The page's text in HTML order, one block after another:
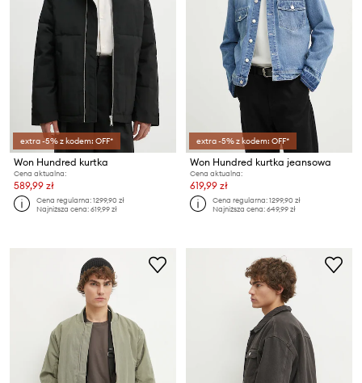
extra -5% z kodem: OFF*
Won Hundred kurtka
Cena aktualna:
589,99 zł
Cena regularna:1299,90 zł
Najniższa cena:619,99 zł
extra -5% z kodem: OFF*
Won Hundred kurtka jeansowa
Cena aktualna:
619,99 zł
Cena regularna:1299,90 zł
Najniższa cena:649,99 zł